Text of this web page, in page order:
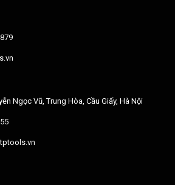
Ngọc Vũ, Trung Hòa, Cầu Giấy, Hà Nội